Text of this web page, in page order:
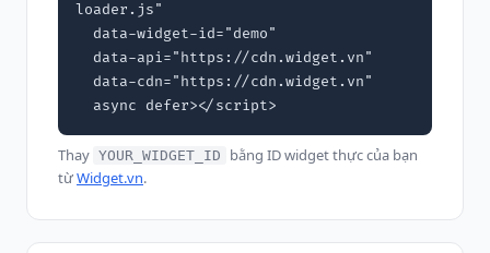
loader.js"
  async defer></script>
Thay YOUR_WIDGET_ID
bằng ID widget thực của bạn
từWidget.vn.